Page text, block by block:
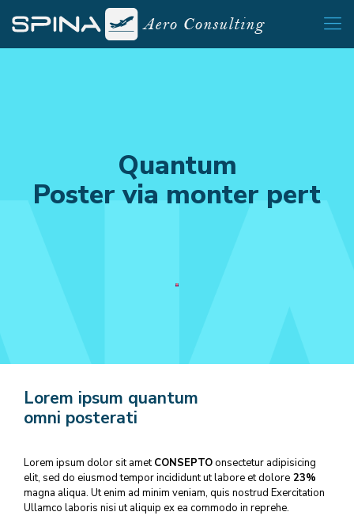
Quantum
Poster via monter pert
Lorem ipsum quantum
omni posterati
Lorem ipsum dolor sit ametCONSEPTOonsectetur adipisicing
elit, sed do eiusmod tempor incididunt ut labore et dolore 23%
magna aliqua. Ut enim ad minim veniam, quis nostrud Exercitation
Ullamco laboris nisi ut aliquip ex ea commodo in reprehe.